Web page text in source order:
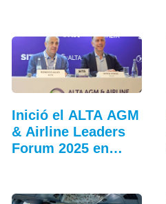
Inició el ALTA AGM
& Airline Leaders
Forum 2025 en